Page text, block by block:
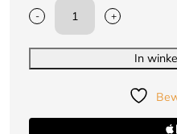
-
Shoto
+
In